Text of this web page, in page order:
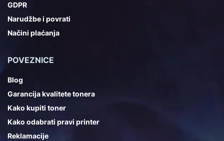
GDPR
Narudžbe i povrati
Načini plaćanja
POVEZNICE
Blog
Garancija kvalitete tonera
Kako kupiti toner
Kako odabrati pravi printer
Reklamacije